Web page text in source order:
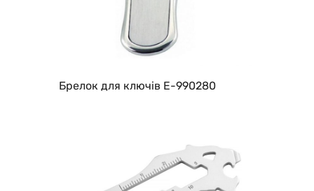
Брелок для ключів E-990280